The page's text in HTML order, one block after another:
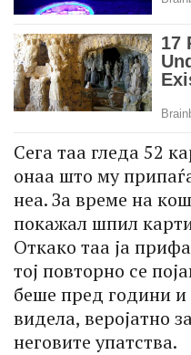
Сега таа гледа 52
онаа што му
неа. За време на
покажал шпил
Откако таа ја
тој повторно се
беше пред години и
видела, веројатно
неговите упатства.